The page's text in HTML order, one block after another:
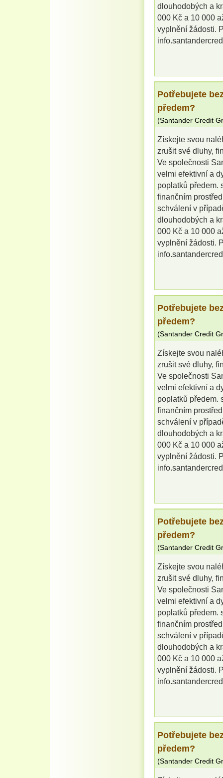
dlouhodobých a
000 Kč a 10 000
vyplnění žádosti.
Potřebujete
předem?
(Santander Credit
Získejte svou
zrušit své dluhy,
Ve společnosti
velmi efektivní a
poplatků předem.
finančním
schválení v
dlouhodobých a
000 Kč a 10 000
vyplnění žádosti.
Potřebujete
předem?
(Santander Credit
Získejte svou
zrušit své dluhy,
Ve společnosti
velmi efektivní a
poplatků předem.
finančním
schválení v
dlouhodobých a
000 Kč a 10 000
vyplnění žádosti.
Potřebujete
předem?
(Santander Credit
Získejte svou
zrušit své dluhy,
Ve společnosti
velmi efektivní a
poplatků předem.
finančním
schválení v
dlouhodobých a
000 Kč a 10 000
vyplnění žádosti.
Potřebujete
předem?
(Santander Credit